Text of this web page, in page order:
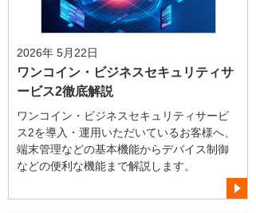
2026年 5月22日
ワンコイン・ビジネスセキュリティサ
ービス2徹底解説
ワンコイン・ビジネスセキュリティサービ
ス2を導入・運用いただいているお客様へ、
端末管理などの基本機能からデバイス制御
などの便利な機能まで解説します。